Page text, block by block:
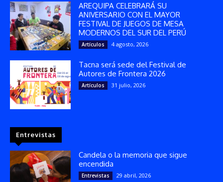
AREQUIPA CELEBRARÁ SU
ANIVERSARIO CON EL MAYOR
FESTIVAL DE JUEGOS DE MESA
MODERNOS DEL SUR DEL PERÚ
Artículos 4 agosto, 2026
Tacna será sede del Festival de
Autores de Frontera 2026
Artículos 31 julio, 2026
Entrevistas
Candela o la memoria que sigue
encendida
Entrevistas 29 abril, 2026